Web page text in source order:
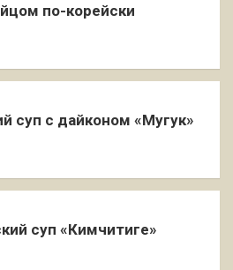
по-корейски
суп с дайконом «Мугук»
суп «Кимчитиге»